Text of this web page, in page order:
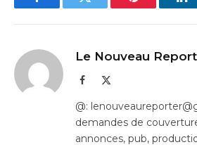
FacebookTwitter Pinterest
Le Nouveau
Facebook
@:
demandes de
annonces, pub,